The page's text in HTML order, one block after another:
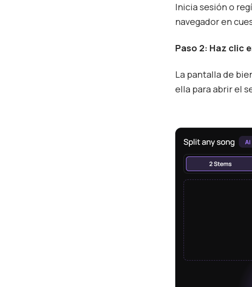
Inicia sesión o
navegador en
Paso 2: Haz clic
La pantalla de
ella para abrir el